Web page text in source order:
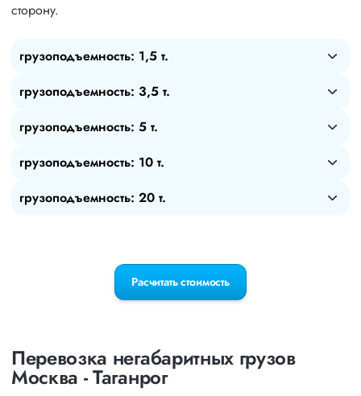
сторону.
грузоподъемность: 1,5 т.
грузоподъемность: 3,5 т.
грузоподъемность: 5 т.
грузоподъемность: 10 т.
грузоподъемность: 20 т.
Расчитать стоимость
Перевозка негабаритных грузов
Москва - Таганрог